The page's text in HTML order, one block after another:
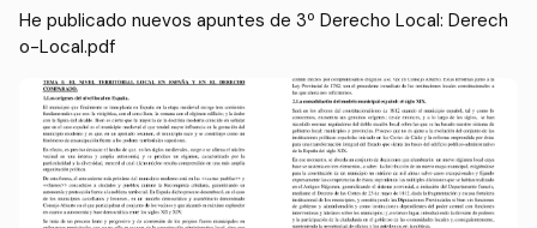
He publicado nuevos apuntes de 3º Derecho Local: Derech
o-Local.pdf